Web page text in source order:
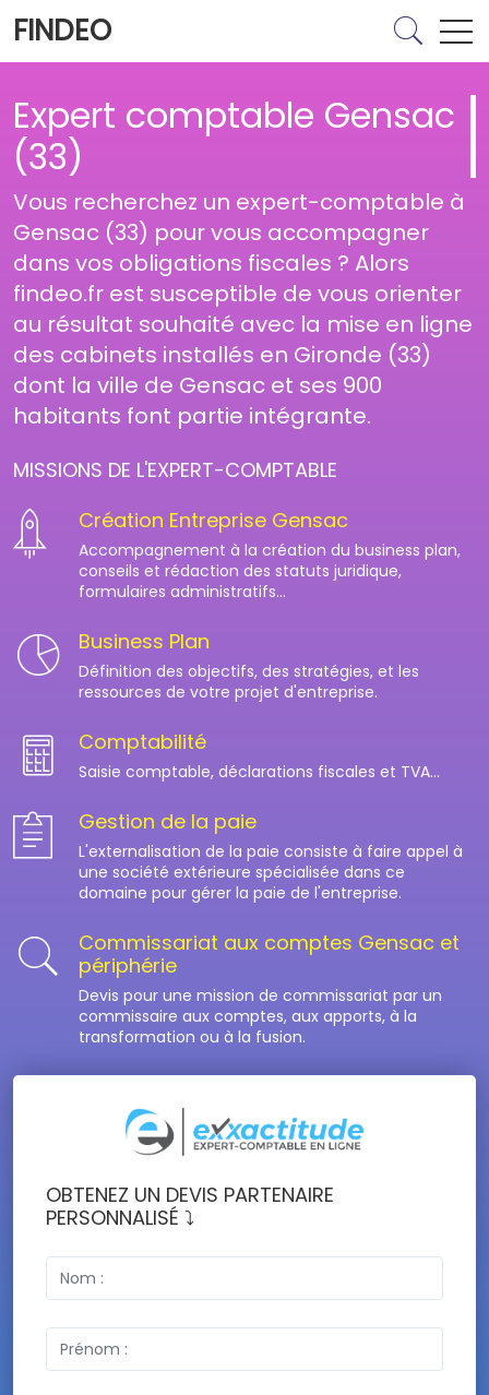
FINDEO
Expert comptable Gensac
(33)
Vous recherchez un expert-comptable à
Gensac (33) pour vous accompagner
dans vos obligations fiscales ? Alors
findeo.fr est susceptible de vous orienter
au résultat souhaité avec la mise en ligne
des cabinets installés en Gironde (33)
dont la ville de Gensac et ses 900
habitants font partie intégrante.
MISSIONS DE L'EXPERT-COMPTABLE
Création Entreprise Gensac
Accompagnement à la création du business plan,
conseils et rédaction des statuts juridique,
formulaires administratifs...
Business Plan
Définition des objectifs, des stratégies, et les
ressources de votre projet d'entreprise.
Comptabilité
Saisie comptable, déclarations fiscales et TVA...
Gestion de la paie
L'externalisation de la paie consiste à faire appel à
une société extérieure spécialisée dans ce
domaine pour gérer la paie de l'entreprise.
Commissariat aux comptes Gensac et
périphérie
Devis pour une mission de commissariat par un
commissaire aux comptes, aux apports, à la
transformation ou à la fusion.
OBTENEZ UN DEVIS PARTENAIRE
PERSONNALISÉ ⤵️